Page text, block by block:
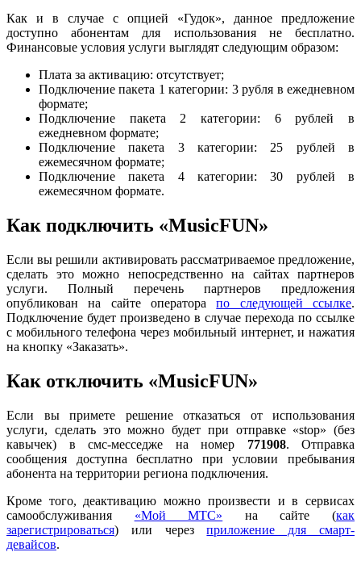
Как и в случае с опцией «Гудок», данное предложение
доступно абонентам для использования не бесплатно.
Финансовые условия услуги выглядят следующим образом:
Плата за активацию: отсутствует;
Подключение пакета 1 категории: 3 рубля в ежедневном
формате;
Подключение пакета 2 категории: 6 рублей в
ежедневном формате;
Подключение пакета 3 категории: 25 рублей в
ежемесячном формате;
Подключение пакета 4 категории: 30 рублей в
ежемесячном формате.
Как подключить «MusicFUN»
Если вы решили активировать рассматриваемое предложение,
сделать это можно непосредственно на сайтах партнеров
услуги. Полный перечень партнеров предложения
опубликован на сайте операторапо следующей ссылке.
Подключение будет произведено в случае перехода по ссылке
с мобильного телефона через мобильный интернет, и нажатия
на кнопку «Заказать».
Как отключить «MusicFUN»
Если вы примете решение отказаться от использования
услуги, сделать это можно будет при отправке «stop» (без
кавычек) в смс-месседже на номер 771908. Отправка
сообщения доступна бесплатно при условии пребывания
абонента на территории региона подключения.
Кроме того, деактивацию можно произвести и в сервисах
самообслуживания «Мой МТС» на сайте (как
зарегистрироваться) или черезприложение для смарт-
девайсов.